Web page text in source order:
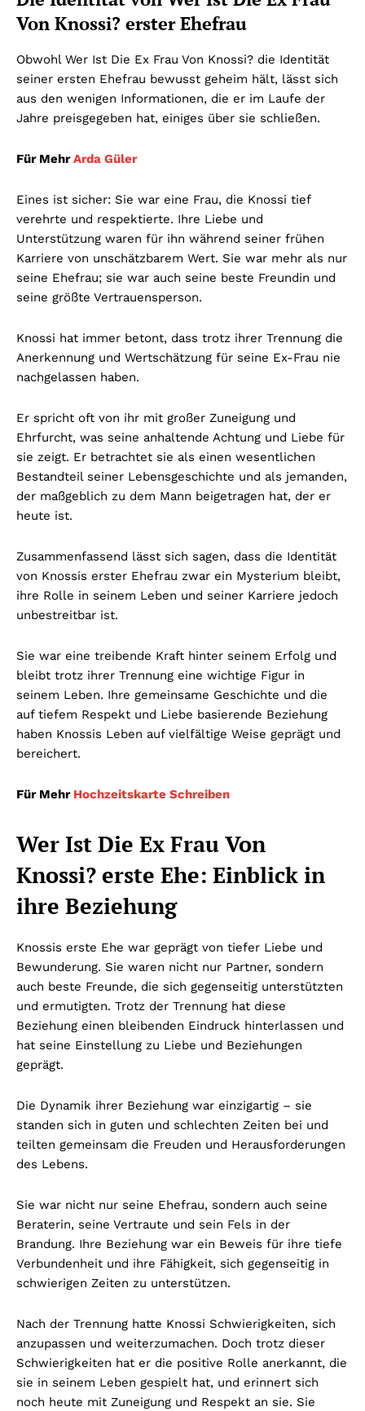
Von Knossi? erster Ehefrau
Obwohl Wer Ist Die Ex Frau Von Knossi? die Identität
seiner ersten Ehefrau bewusst geheim hält, lässt sich
aus den wenigen Informationen, die er im Laufe der
Jahre preisgegeben hat, einiges über sie schließen.
Für MehrArda Güler
Eines ist sicher: Sie war eine Frau, die Knossi tief
verehrte und respektierte. Ihre Liebe und
Unterstützung waren für ihn während seiner frühen
Karriere von unschätzbarem Wert. Sie war mehr als nur
seine Ehefrau; sie war auch seine beste Freundin und
seine größte Vertrauensperson.
Knossi hat immer betont, dass trotz ihrer Trennung die
Anerkennung und Wertschätzung für seine Ex-Frau nie
nachgelassen haben.
Er spricht oft von ihr mit großer Zuneigung und
Ehrfurcht, was seine anhaltende Achtung und Liebe für
sie zeigt. Er betrachtet sie als einen wesentlichen
Bestandteil seiner Lebensgeschichte und als jemanden,
der maßgeblich zu dem Mann beigetragen hat, der er
heute ist.
Zusammenfassend lässt sich sagen, dass die Identität
von Knossis erster Ehefrau zwar ein Mysterium bleibt,
ihre Rolle in seinem Leben und seiner Karriere jedoch
unbestreitbar ist.
Sie war eine treibende Kraft hinter seinem Erfolg und
bleibt trotz ihrer Trennung eine wichtige Figur in
seinem Leben. Ihre gemeinsame Geschichte und die
auf tiefem Respekt und Liebe basierende Beziehung
haben Knossis Leben auf vielfältige Weise geprägt und
bereichert.
Für Mehr Hochzeitskarte Schreiben
Wer Ist Die Ex Frau Von
Knossi? erste Ehe: Einblick in
ihre Beziehung
Knossis erste Ehe war geprägt von tiefer Liebe und
Bewunderung. Sie waren nicht nur Partner, sondern
auch beste Freunde, die sich gegenseitig unterstützten
und ermutigten. Trotz der Trennung hat diese
Beziehung einen bleibenden Eindruck hinterlassen und
hat seine Einstellung zu Liebe und Beziehungen
geprägt.
Die Dynamik ihrer Beziehung war einzigartig – sie
standen sich in guten und schlechten Zeiten bei und
teilten gemeinsam die Freuden und Herausforderungen
des Lebens.
Sie war nicht nur seine Ehefrau, sondern auch seine
Beraterin, seine Vertraute und sein Fels in der
Brandung. Ihre Beziehung war ein Beweis für ihre tiefe
Verbundenheit und ihre Fähigkeit, sich gegenseitig in
schwierigen Zeiten zu unterstützen.
Nach der Trennung hatte Knossi Schwierigkeiten, sich
anzupassen und weiterzumachen. Doch trotz dieser
Schwierigkeiten hat er die positive Rolle anerkannt, die
sie in seinem Leben gespielt hat, und erinnert sich
noch heute mit Zuneigung und Respekt an sie. Sie